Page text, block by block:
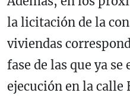
la licitación de la
viviendas
fase de las que ya se
ejecución en la calle